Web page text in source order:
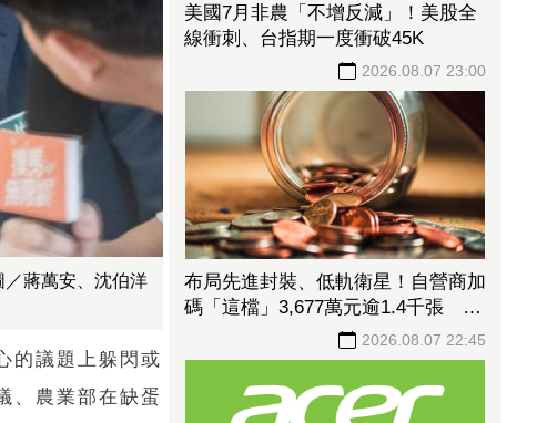
蔣萬安、沈伯洋
的議題上躲閃或
、農業部在缺蛋
美國7月非農「不增反減」！美股全
線衝刺、台指期一度衝破45K
2026.08.07 23:00
布局先進封裝、低軌衛星！自營商加
碼「這檔」3,677萬元逾1.4千張 加
2026.08.07 22:45